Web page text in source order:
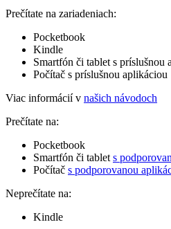
Prečítate na zariadeniach:
Pocketbook
Kindle
Smartfón či tablet s príslušnou
Počítač s príslušnou aplikáciou
Viac informácií v našich návodoch
Prečítate na:
Pocketbook
Smartfón či tablet s
Počítač s podporovanou
Neprečítate na:
Kindle